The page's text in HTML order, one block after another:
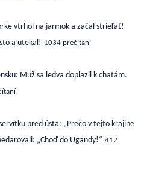
vtrhol na jarmok a začal strieľať!
a utekal! 1034 prečítaní
Muž sa ledva doplazil k chatám.
pred ústa: „Prečo v tejto krajine
„Choď do Ugandy!“ 412